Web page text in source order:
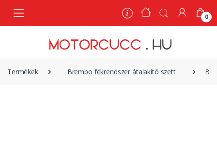
0
Termékek Brembo fékrendszer átalakító szett
0